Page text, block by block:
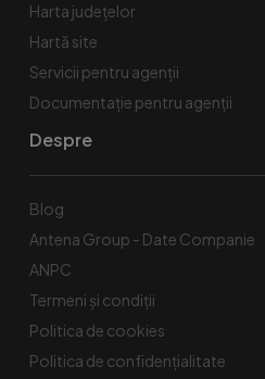
Harta județelor
Hartă site
Servicii pentru agenții
Documentație pentru agenții
Despre
Blog
Antena Group - Date Companie
ANPC
Termeni și condiții
Politica de cookies
Politica de confidențialitate